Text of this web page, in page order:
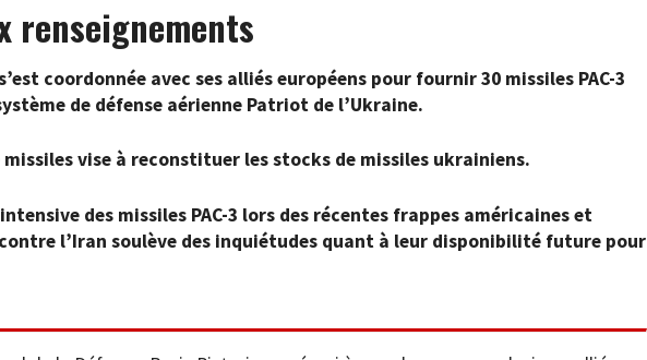
renseignements
coordonnée avec ses alliés européens pour fournir 30 missiles PAC-3
de défense aérienne Patriot de l’Ukraine.
vise à reconstituer les stocks de missiles ukrainiens.
des missiles PAC-3 lors des récentes frappes américaines et
l’Iran soulève des inquiétudes quant à leur disponibilité future pour